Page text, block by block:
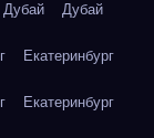
Дубай Дубай
Екатеринбург
Екатеринбург